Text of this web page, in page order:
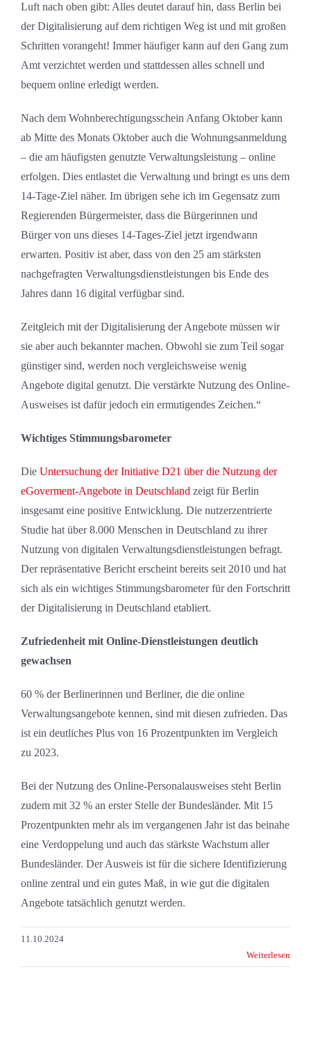
Luft nach oben gibt: Alles deutet darauf hin, dass Berlin bei
der Digitalisierung auf dem richtigen Weg ist und mit großen
Schritten vorangeht! Immer häufiger kann auf den Gang zum
Amt verzichtet werden und stattdessen alles schnell und
bequem online erledigt werden.
Nach dem Wohnberechtigungsschein Anfang Oktober kann
ab Mitte des Monats Oktober auch die Wohnungsanmeldung
– die am häufigsten genutzte Verwaltungsleistung – online
erfolgen. Dies entlastet die Verwaltung und bringt es uns dem
14-Tage-Ziel näher. Im übrigen sehe ich im Gegensatz zum
Regierenden Bürgermeister, dass die Bürgerinnen und
Bürger von uns dieses 14-Tages-Ziel jetzt irgendwann
erwarten. Positiv ist aber, dass von den 25 am stärksten
nachgefragten Verwaltungsdienstleistungen bis Ende des
Jahres dann 16 digital verfügbar sind.
Zeitgleich mit der Digitalisierung der Angebote müssen wir
sie aber auch bekannter machen. Obwohl sie zum Teil sogar
günstiger sind, werden noch vergleichsweise wenig
Angebote digital genutzt. Die verstärkte Nutzung des Online-
Ausweises ist dafür jedoch ein ermutigendes Zeichen.“
Wichtiges Stimmungsbarometer
Die Untersuchung der Initiative D21 über die Nutzung der
eGoverment-Angebote in Deutschland zeigt für Berlin
insgesamt eine positive Entwicklung. Die nutzerzentrierte
Studie hat über 8.000 Menschen in Deutschland zu ihrer
Nutzung von digitalen Verwaltungsdienstleistungen befragt.
Der repräsentative Bericht erscheint bereits seit 2010 und hat
sich als ein wichtiges Stimmungsbarometer für den Fortschritt
der Digitalisierung in Deutschland etabliert.
Zufriedenheit mit Online-Dienstleistungen deutlich
gewachsen
60 % der Berlinerinnen und Berliner, die die online
Verwaltungsangebote kennen, sind mit diesen zufrieden. Das
ist ein deutliches Plus von 16 Prozentpunkten im Vergleich
zu 2023.
Bei der Nutzung des Online-Personalausweises steht Berlin
zudem mit 32 % an erster Stelle der Bundesländer. Mit 15
Prozentpunkten mehr als im vergangenen Jahr ist das beinahe
eine Verdoppelung und auch das stärkste Wachstum aller
Bundesländer. Der Ausweis ist für die sichere Identifizierung
online zentral und ein gutes Maß, in wie gut die digitalen
Angebote tatsächlich genutzt werden.
11.10.2024
Weiterlesen